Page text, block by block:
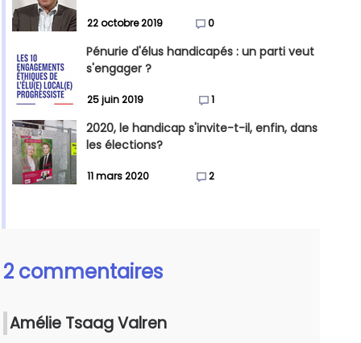
22 octobre 2019 0
Pénurie d'élus handicapés : un parti veut
s'engager ?
25 juin 2019 1
2020, le handicap s'invite-t-il, enfin, dans
les élections?
11 mars 2020 2
2 commentaires
Amélie Tsaag Valren